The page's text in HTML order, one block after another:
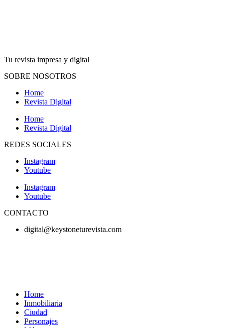
Tu revista impresa y digital
SOBRE NOSOTROS
Home
Revista Digital
Home
Revista Digital
REDES SOCIALES
Instagram
Youtube
Instagram
Youtube
CONTACTO
digital@keystoneturevista.com
Home
Inmobiliaria
Ciudad
Personajes